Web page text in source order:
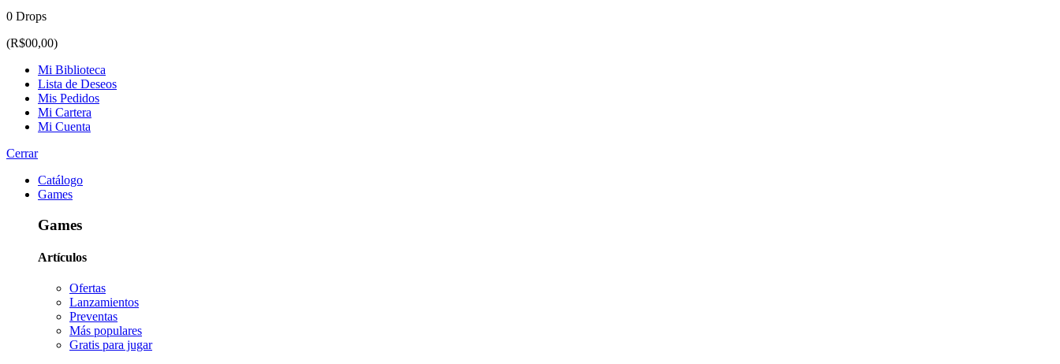
0 Drops
(R$00,00)
Mi Biblioteca
Lista de Deseos
Mis Pedidos
Mi Cartera
Mi Cuenta
Cerrar
Catálogo
Games
Games
Artículos
Ofertas
Lanzamientos
Preventas
Más populares
Gratis para jugar